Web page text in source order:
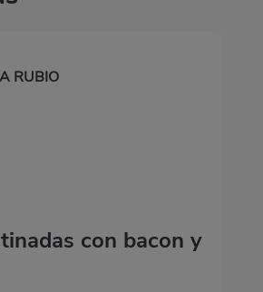
RUBIO
con bacon y